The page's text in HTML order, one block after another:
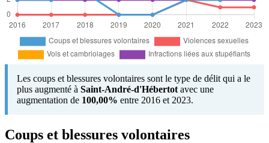
Les coups et blessures volontaires sont le type de délit qui a le
plus augmenté à Saint-André-d'Hébertot avec une
augmentation de 100,00% entre 2016 et 2023.
Coups et blessures volontaires